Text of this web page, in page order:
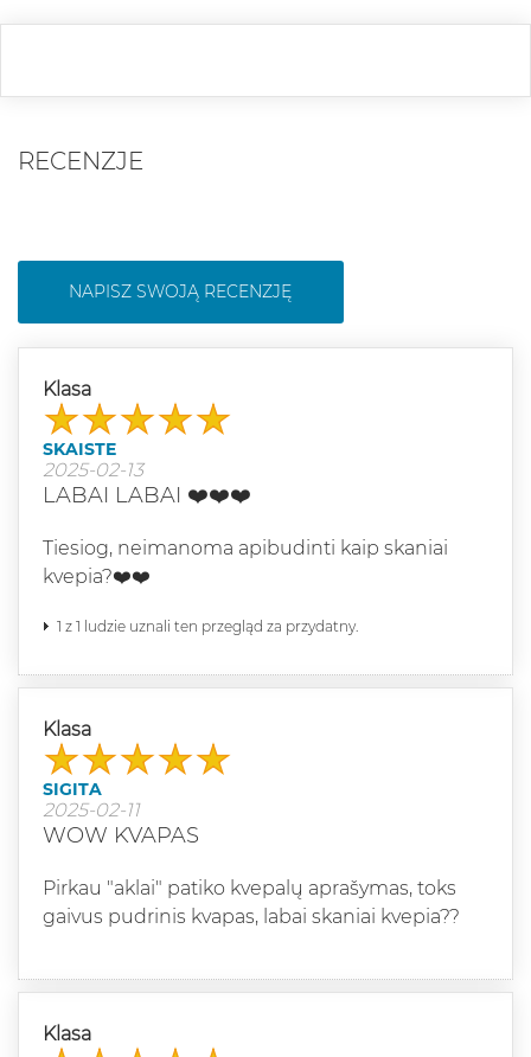
RECENZJE
NAPISZ SWOJĄ RECENZJĘ
Klasa
SKAISTE
2025-02-13
LABAI LABAI ❤️❤️❤️
Tiesiog, neimanoma apibudinti kaip skaniai
kvepia?❤️❤️
1 z 1 ludzie uznali ten przegląd za przydatny.
Klasa
SIGITA
2025-02-11
WOW KVAPAS
Pirkau "aklai" patiko kvepalų aprašymas, toks
gaivus pudrinis kvapas, labai skaniai kvepia??
Klasa